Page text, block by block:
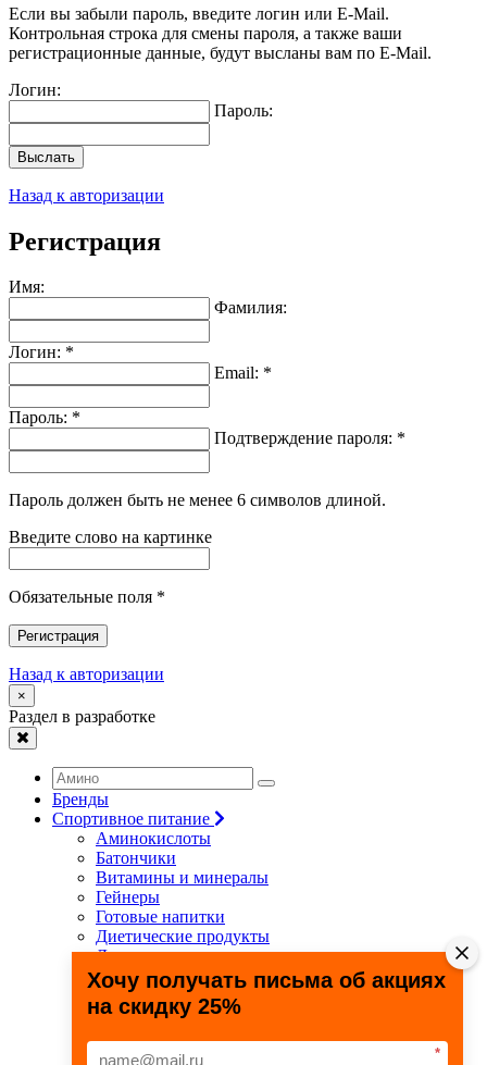
Если вы забыли пароль, введите логин или E-Mail.
Контрольная строка для смены пароля, а также ваши
регистрационные данные, будут высланы вам по E-Mail.
Логин:
Пароль:
Выслать
Назад к авторизации
Регистрация
Имя:
Фамилия:
Логин: *
Email: *
Пароль: *
Подтверждение пароля: *
Пароль должен быть не менее 6 символов длиной.
Введите слово на картинке
Обязательные поля *
Регистрация
Назад к авторизации
×
Раздел в разработке
Бренды
Спортивное питание
Аминокислоты
Батончики
Витамины и минералы
Гейнеры
Готовые напитки
Диетические продукты
Для связок и суставов
Жиросжигатели
Здоровье и долголетие
Креатин
Специальные препараты
Хочу получать письма об акциях
на скидку 25%
*